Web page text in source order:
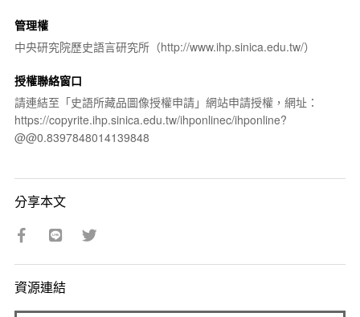
管理權
中央研究院歷史語言研究所（http://www.ihp.sinica.edu.tw/）
授權聯絡窗口
請連結至「史語所藏品圖像授權申請」網站申請授權，網址：
https://copyrite.ihp.sinica.edu.tw/ihponlinec/ihponline?
@@0.8397848014139848
分享本文
資源連結